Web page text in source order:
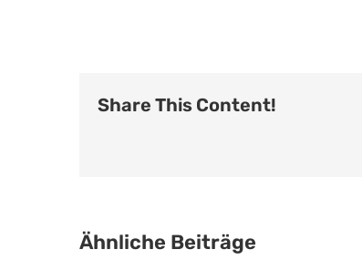
Share This Content!
Ähnliche Beiträge